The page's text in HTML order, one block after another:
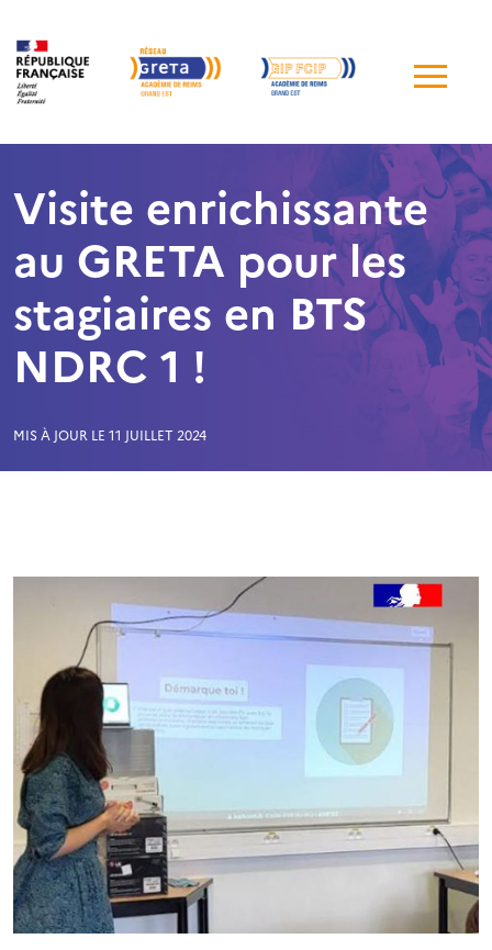
de
Visite enrichissante
au GRETA pour les
stagiaires en BTS
NDRC 1 !
MIS À JOUR LE 11 JUILLET 2024